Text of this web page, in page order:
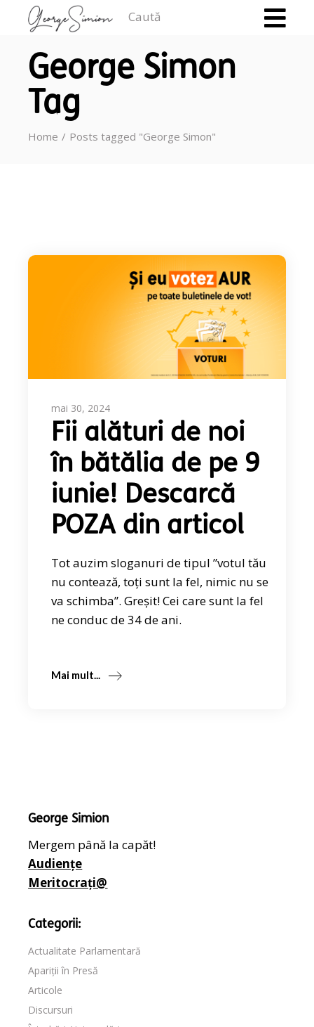
George Simon
Tag
Home Posts tagged "George Simon"
mai 30, 2024
Fii alături de noi
în bătălia de pe 9
iunie! Descarcă
POZA din articol
Tot auzim sloganuri de tipul ”votul tău
nu contează, toți sunt la fel, nimic nu se
va schimba”. Greșit! Cei care sunt la fel
ne conduc de 34 de ani.
Mai mult...
George Simion
Mergem până la capăt!
Audiențe
Meritocrați@
Categorii:
Actualitate Parlamentară
Apariții în Presă
Articole
Discursuri